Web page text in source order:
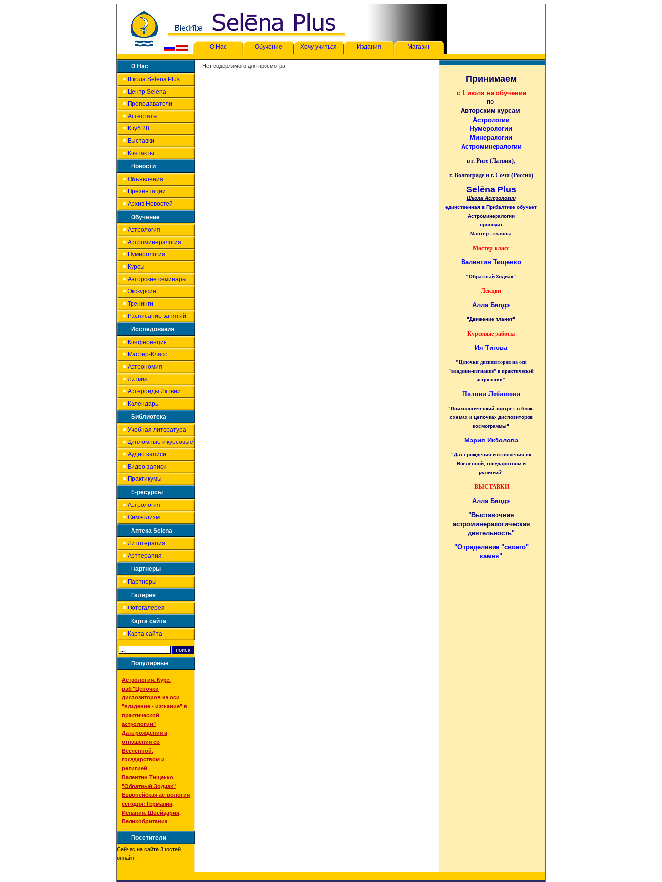
О Нас Обучение Хочу учиться Издания Магазин
О Нас
Школа Selēna Plus
Центр Selena
Преподаватели
Аттестаты
Клуб 28
Выставки
Контакты
Новости
Объявления
Презентации
Архив Новостей
Обучение
Астрология
Астроминералогия
Нумерология
Курсы
Авторские семинары
Экскурсии
Тренинги
Расписание занятий
Исследования
Конференции
Мастер-Класс
Астрономия
Латвия
Астероиды Латвии
Календарь
Библиотека
Учебная литература
Дипломные и курсовые
Аудио записи
Видео записи
Практикумы
Е-ресурсы
Астрология
Символизм
Аптека Selena
Литотерапия
Арттерапия
Партнеры
Партнеры
Галерея
Фотогалерея
Карта сайта
Карта сайта
Популярные
Астрология. Курс.
раб."Цепочки
диспозиторов на оси
"владение - изгнание" в
практической
астрологии"
Дата рождения и
отношения со
Вселенной,
государством и
религией
Валентин Тищенко
"Обратный Зодиак"
Европейская астрология
сегодня: Германия,
Испания, Швейцария,
Великобритания
Посетители
Сейчас на сайте 3 гостей
онлайн.
Нет содержимого для просмотра
Принимаем
с 1 июля на обучение
по
Авторским курсам
Астрологии
Нумерологии
Минералогии
Астроминералогии
в г. Риге (Латвия),
г. Волгограде и г. Сочи (Россия)
Selēna Plus
Школа Астрологии
единственная в Прибалтике обучает
Астроминералогии
проводит
Мастер - классы
Мастер-класс
Валентин Тищенко
"Обратный Зодиак"
Лекции
Алла Билдэ
"Движение планет"
Курсовые работы
Ия Титова
"Цепочки диспозиторов на оси
"владение-изгнание" в практической
астрологии"
Полина Лобашова
"Психологический портрет в блок-
схемах и цепочках диспозиторов
космограммы"
Мария Икболова
"Дата рождения и отношения со
Вселенной, государством и
религией"
ВЫСТАВКИ
Алла Билдэ
"Выставочная
астроминералогическая
деятельность"
"Определение "своего"
камня"